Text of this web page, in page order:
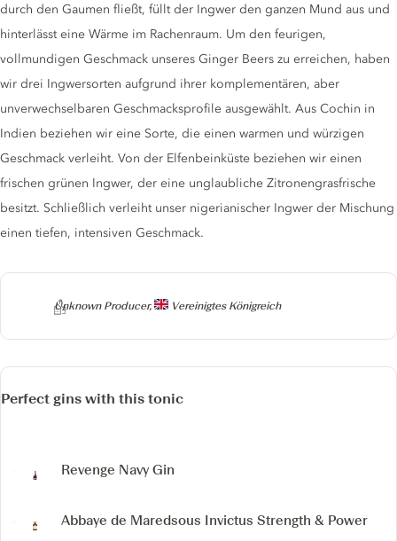
Producer
Unknown Producer, Vereinigtes Königreich
durch den Gaumen fließt, füllt der Ingwer den ganzen Mund aus und
hinterlässt eine Wärme im Rachenraum. Um den feurigen,
vollmundigen Geschmack unseres Ginger Beers zu erreichen, haben
wir drei Ingwersorten aufgrund ihrer komplementären, aber
unverwechselbaren Geschmacksprofile ausgewählt. Aus Cochin in
Indien beziehen wir eine Sorte, die einen warmen und würzigen
Geschmack verleiht. Von der Elfenbeinküste beziehen wir einen
frischen grünen Ingwer, der eine unglaubliche Zitronengrasfrische
besitzt. Schließlich verleiht unser nigerianischer Ingwer der Mischung
einen tiefen, intensiven Geschmack.
Perfect gins with this tonic
Revenge Navy Gin
Abbaye de Maredsous Invictus Strength & Power